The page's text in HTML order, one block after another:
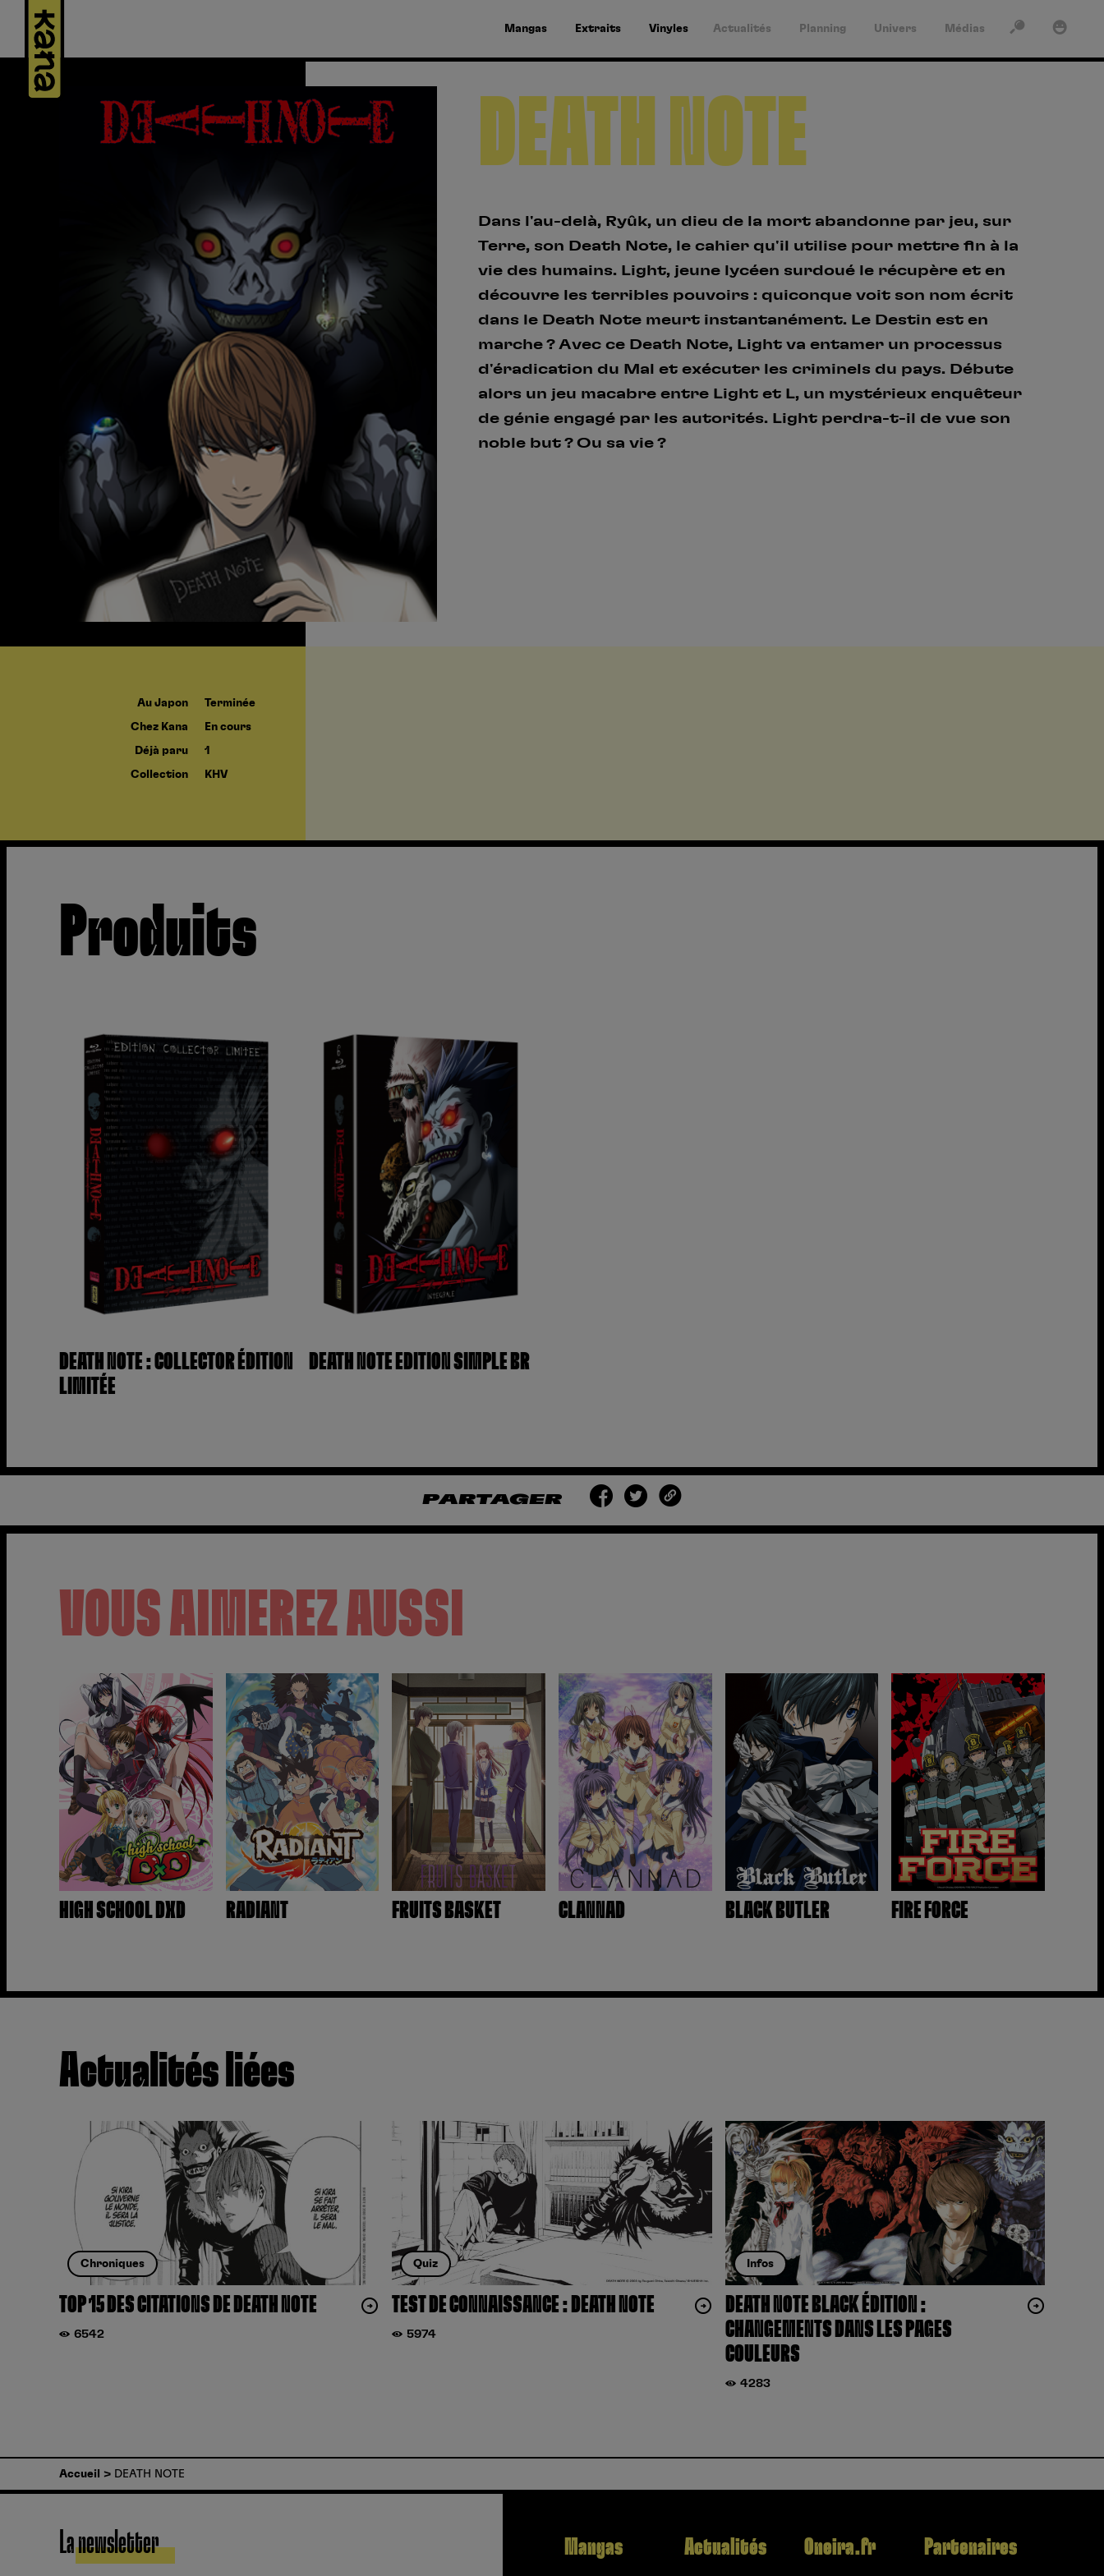
Mangas Extraits Vinyles Actualités Planning Univers Médias
DEATH NOTE
Dans l'au-delà, Ryûk, un dieu de la mort abandonne par jeu, sur
Terre, son Death Note, le cahier qu'il utilise pour mettre fin à la
vie des humains. Light, jeune lycéen surdoué le récupère et en
découvre les terribles pouvoirs : quiconque voit son nom écrit
dans le Death Note meurt instantanément. Le Destin est en
marche ? Avec ce Death Note, Light va entamer un processus
d'éradication du Mal et exécuter les criminels du pays. Débute
alors un jeu macabre entre Light et L, un mystérieux enquêteur
de génie engagé par les autorités. Light perdra-t-il de vue son
noble but ? Ou sa vie ?
Au Japon Terminée
Chez Kana En cours
Déjà paru 1
Collection KHV
Produits
DEATH NOTE : COLLECTOR ÉDITION
LIMITÉE
DEATH NOTE EDITION SIMPLE BR
PARTAGER
VOUS AIMEREZ AUSSI
HIGH SCHOOL DXD RADIANT FRUITS BASKET CLANNAD BLACK BUTLER FIRE FORCE
Actualités liées
Chroniques
TOP 15 DES CITATIONS DE DEATH NOTE
6542
Quiz
TEST DE CONNAISSANCE : DEATH NOTE
5974
Infos
DEATH NOTE BLACK ÉDITION :
CHANGEMENTS DANS LES PAGES
COULEURS
4283
Accueil DEATH NOTE
La newsletter Mangas Actualités Oneira.fr Partenaires
ACTUALITÉS
PLANNING
UNIVERS
MÉDIAS
VINYLES
RECHERCHER
Rechercher
POPULAIRES
Death Note
One Piece
SE CONNECTER
Se connecter Mot de passe oublié?
Pas encore de compte ?
Créez un compte en quelques clics pour donner votre
exclusives.
Créer un compte
Panneau de gestion des cookies